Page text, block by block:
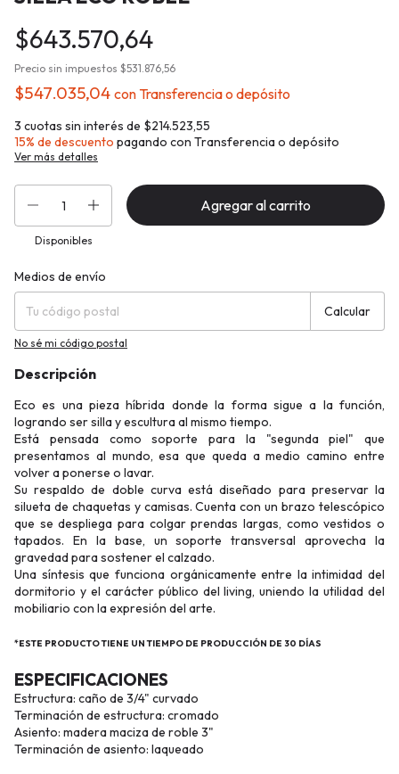
$643.570,64
Precio sin impuestos $531.876,56
$547.035,04 con Transferencia o depósito
3 cuotas sin interés de $214.523,55
15% de descuento pagando con Transferencia o depósito
Ver más detalles
Disponibles
Entregas para el CP:
Medios de envío
Calcular
No sé mi código postal
Descripción
Eco es una pieza híbrida donde la forma sigue a la función,
logrando ser silla y escultura al mismo tiempo.
Está pensada como soporte para la "segunda piel" que
presentamos al mundo, esa que queda a medio camino entre
volver a ponerse o lavar.
Su respaldo de doble curva está diseñado para preservar la
silueta de chaquetas y camisas. Cuenta con un brazo telescópico
que se despliega para colgar prendas largas, como vestidos o
tapados. En la base, un soporte transversal aprovecha la
gravedad para sostener el calzado.
Una síntesis que funciona orgánicamente entre la intimidad del
dormitorio y el carácter público del living, uniendo la utilidad del
mobiliario con la expresión del arte.
*ESTE PRODUCTO TIENE UN TIEMPO DE PRODUCCIÓN DE 30 DÍAS
ESPECIFICACIONES
Estructura: caño de 3/4" curvado
Terminación de estructura: cromado
Asiento: madera maciza de roble 3"
Terminación de asiento: laqueado